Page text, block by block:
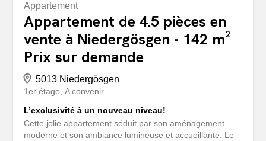
Appartement
Appartement de 4.5 pièces en
vente à Niedergösgen - 142 m²
Prix sur demande
5013 Niedergösgen
1er étage A convenir
L’exclusivité à un nouveau niveau!
Cette jolie appartement séduit par son aménagement
moderne et son ambiance lumineuse et accueillante. Le